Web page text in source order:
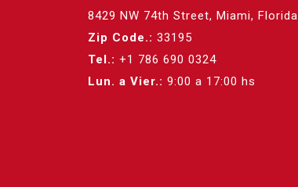
8429 NW 74th Street, Miami, Florida
Zip Code.: 33195
Tel.: +1 786 690 0324
Lun. a Vier.: 9:00 a 17:00 hs